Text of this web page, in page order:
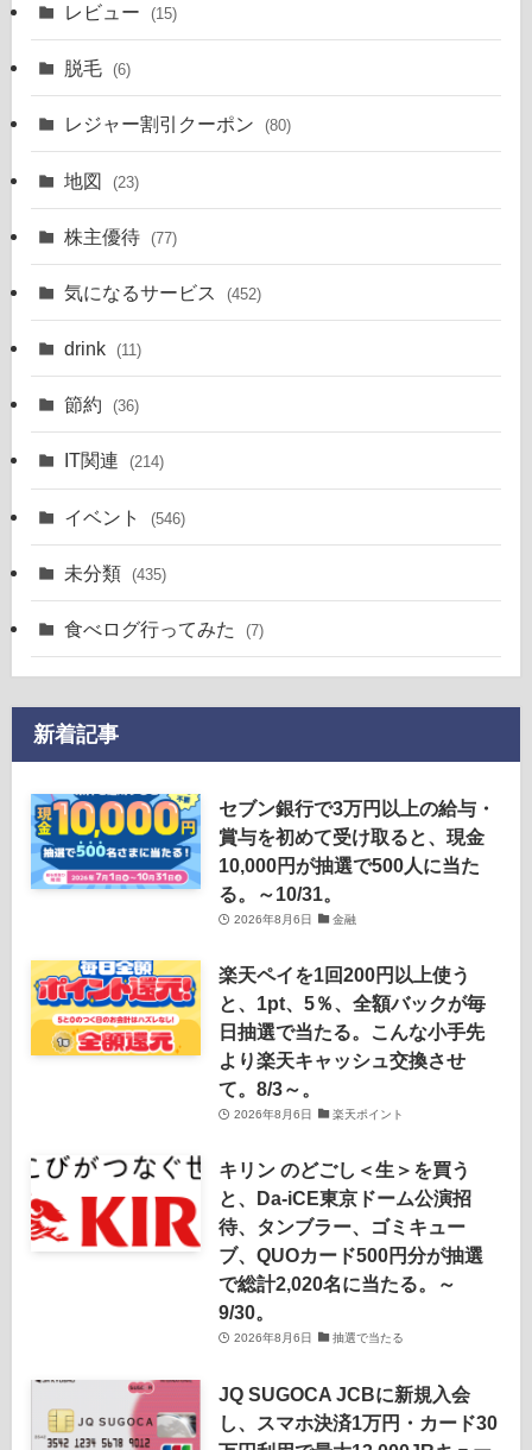
レビュー (15)
脱毛 (6)
レジャー割引クーポン (80)
地図 (23)
株主優待 (77)
気になるサービス (452)
drink (11)
節約 (36)
IT関連 (214)
イベント (546)
未分類 (435)
食べログ行ってみた (7)
新着記事
セブン銀行で3万円以上の給与・
賞与を初めて受け取ると、現金
10,000円が抽選で500人に当た
る。～10/31。
2026年8月6日 金融
楽天ペイを1回200円以上使う
と、1pt、5％、全額バックが毎
日抽選で当たる。こんな小手先
より楽天キャッシュ交換させ
て。8/3～。
2026年8月6日 楽天ポイント
キリン のどごし＜生＞を買う
と、Da-iCE東京ドーム公演招
待、タンブラー、ゴミキュー
ブ、QUOカード500円分が抽選
で総計2,020名に当たる。～
9/30。
2026年8月6日 抽選で当たる
JQ SUGOCA JCBに新規入会
し、スマホ決済1万円・カード30